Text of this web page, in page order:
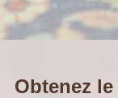
Obtenez